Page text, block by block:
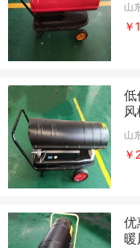
山
￥
低
山
优
暖